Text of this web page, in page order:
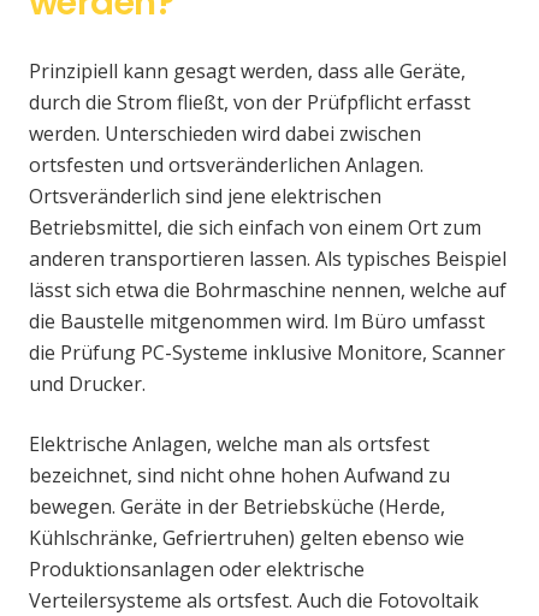
Prinzipiell kann gesagt werden, dass alle Geräte,
durch die Strom fließt, von der Prüfpflicht erfasst
werden. Unterschieden wird dabei zwischen
ortsfesten und ortsveränderlichen Anlagen.
Ortsveränderlich sind jene elektrischen
Betriebsmittel, die sich einfach von einem Ort zum
anderen transportieren lassen. Als typisches Beispiel
lässt sich etwa die Bohrmaschine nennen, welche auf
die Baustelle mitgenommen wird. Im Büro umfasst
die Prüfung PC-Systeme inklusive Monitore, Scanner
und Drucker.
Elektrische Anlagen, welche man als ortsfest
bezeichnet, sind nicht ohne hohen Aufwand zu
bewegen. Geräte in der Betriebsküche (Herde,
Kühlschränke, Gefriertruhen) gelten ebenso wie
Produktionsanlagen oder elektrische
Verteilersysteme als ortsfest. Auch die Fotovoltaik